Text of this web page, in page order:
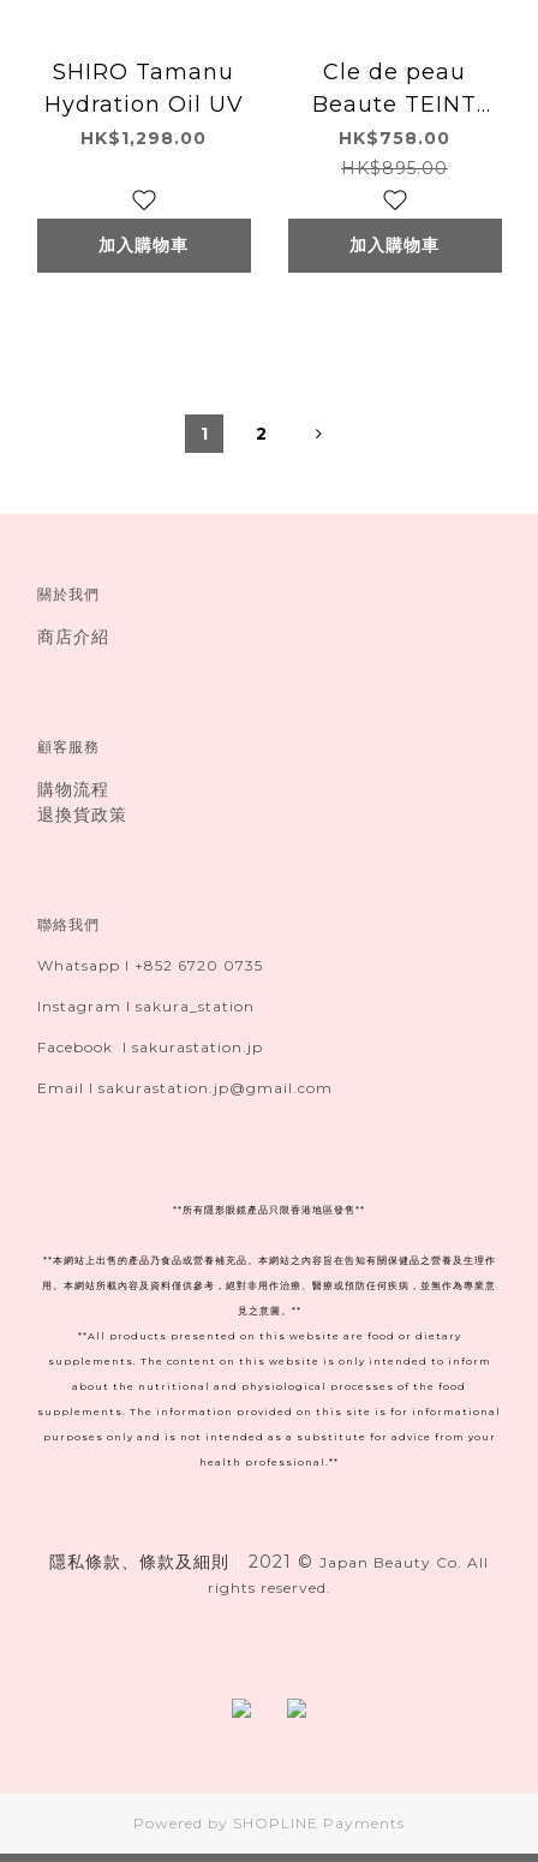
SHIRO Tamanu
Hydration Oil UV
HK$1,298.00
加入購物車
Cle de peau
Beaute TEINT
CRÈME ÉCLAT
Radiant Cream
Foundation
SPF25+ PA++
HK$758.00
HK$895.00
加入購物車
1 2
關於我們
商店介紹
顧客服務
購物流程
退換貨政策
聯絡我們
Whatsapp I +852 6720 0735
Instagram I sakura_station
Facebook I sakurastation.jp
Email I sakurastation.jp@gmail.com
** 所有隱形眼鏡產品只限香港地區發售**
**本網站上出售的產品乃食品或營養補充品。本網站之內容旨在告知有關保健品之營養及生理作
用。本網站所載內容及資料僅供參考，絕對非用作治療、醫療或預防任何疾病，並無作為專業意
見之意圖。**
**All products presented on this website are food or dietary
supplements. The content on this website is only intended to inform
about the nutritional and physiological processes of the food
supplements. The information provided on this site is for informational
purposes only and is not intended as a substitute for advice from your
health professional.**
隱私條款、條款及細則 2021 © Japan Beauty Co. All
rights reserved.
Powered by SHOPLINE Payments